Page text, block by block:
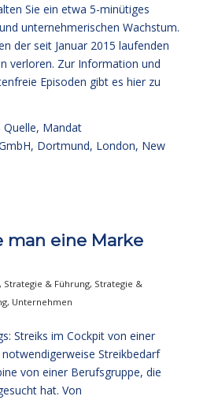
Sie ein etwa 5-minütiges
unternehmerischen Wachstum.
der seit Januar 2015 laufenden
verloren. Zur Information und
Episoden gibt es hier zu
Quelle, Mandat
Dortmund, London, New
man eine Marke
, Strategie & Führung, Strategie &
, Unternehmen
Streiks im Cockpit von einer
Streikbedarf
von einer Berufsgruppe, die
hat. Von